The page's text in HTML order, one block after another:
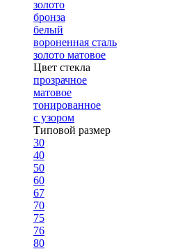
золото
бронза
белый
вороненная сталь
золото матовое
Цвет стекла
прозрачное
матовое
тонированное
с узором
Типовой размер
30
40
50
60
67
70
75
76
80